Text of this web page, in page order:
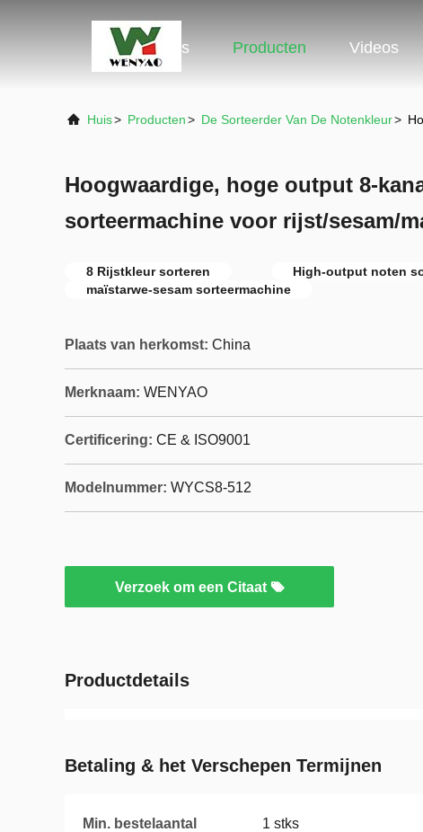
Huis Producten Videos
Huis> Producten> De Sorteerder Van De Notenkleur>
Hoogwaardige, hoge output 8-
sorteermachine voor rijst/sesam/
8 Rijstkleur sorteren
High-output noten
maïstarwe-sesam sorteermachine
Plaats van herkomst: China
Merknaam: WENYAO
Certificering: CE & ISO9001
Modelnummer: WYCS8-512
Verzoek om een Citaat
Productdetails
Betaling & het Verschepen Termijnen
Min. bestelaantal 1 stks